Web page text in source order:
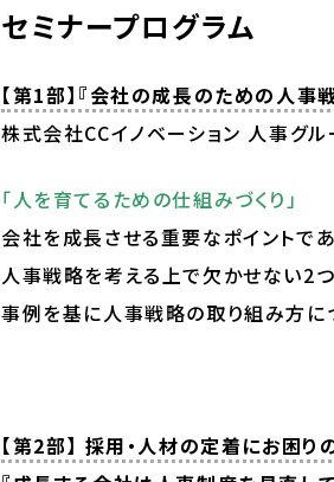
セミナープログラム
【第1部】『会社の成長のための人事
株式会社CCイノベーション 人事グ
「人を育てるための仕組みづくり」
会社を成長させる重要なポイントで
人事戦略を考える上で欠かせない2つ
事例を基に人事戦略の取り組み方に
【第2部】 採用・人材の定着にお困り